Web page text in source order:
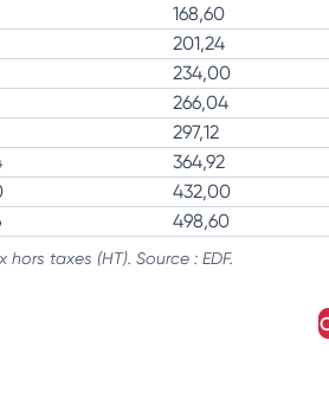
168,60
201,24
234,00
266,04
297,12
364,92
432,00
498,60
hors taxes (HT). Source : EDF.